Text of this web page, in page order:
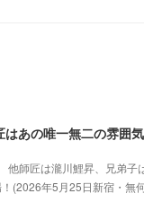
あの唯一無二の雰囲
師匠は瀧川鯉昇、兄弟子
(2026年5月25日新宿・無